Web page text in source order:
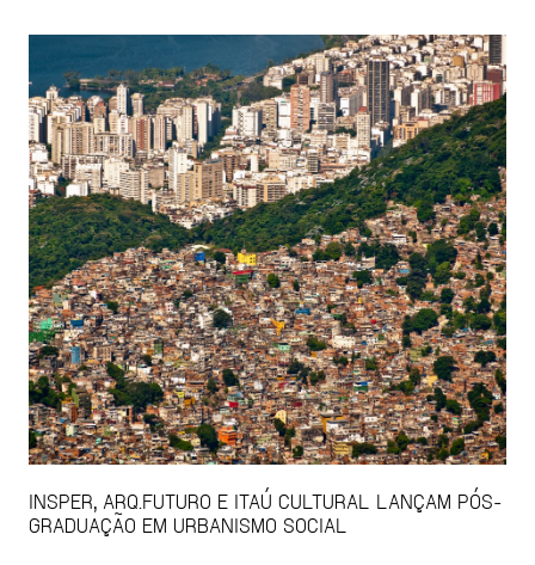
INSPER, ARQ.FUTURO E ITAÚ CULTURAL LANÇAM PÓS-
GRADUAÇÃO EM URBANISMO SOCIAL